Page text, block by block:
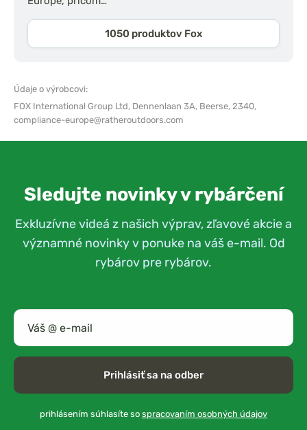
1050 produktov Fox
Údaje o výrobcovi:
FOX International Group Ltd, Dennenlaan 3A, Beerse, 2340,
compliance-europe@ratheroutdoors.com
Sledujte novinky v rybárčení
Exkluzívne videá z našich výprav, zľavové akcie a
významné novinky v ponuke na váš e-mail. Od
rybárov pre rybárov.
Prihlásiť sa na odber
prihlásením súhlasíte so spracovaním osobných údajov